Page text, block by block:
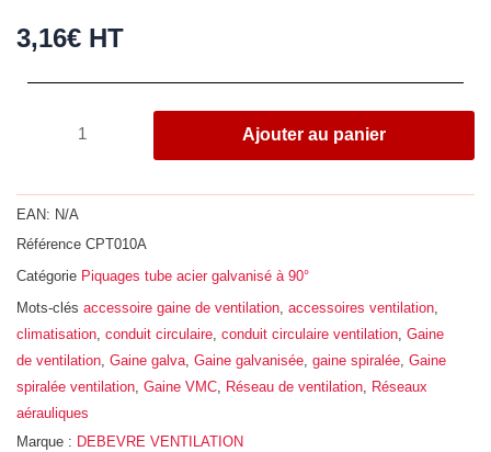
3,16€ HT
tube
90°,
acier
galvanisé
Z275,
Ø
100
-
80
Ajouter au panier
EAN: N/A
Référence CPT010A
Catégorie Piquages tube acier galvanisé à 90°
Mots-clés accessoire gaine de ventilation accessoires ventilation
climatisation conduit circulaire conduit circulaire ventilation Gaine
de ventilation Gaine galva Gaine galvanisée gaine spiralée Gaine
spiralée ventilation Gaine VMC Réseau de ventilation Réseaux
aérauliques
Marque : DEBEVRE VENTILATION